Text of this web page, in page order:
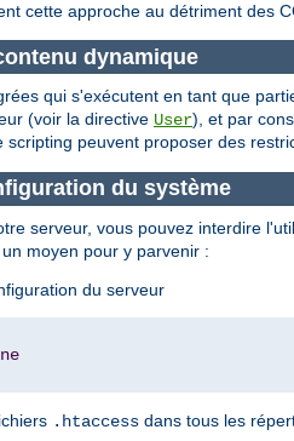
cette approche au détriment des
dynamique
qui s'exécutent en tant que
(voir la directive User), et par
scripting peuvent proposer des
du système
serveur, vous pouvez interdire
moyen pour y parvenir :
du serveur
.htaccess dans tous les